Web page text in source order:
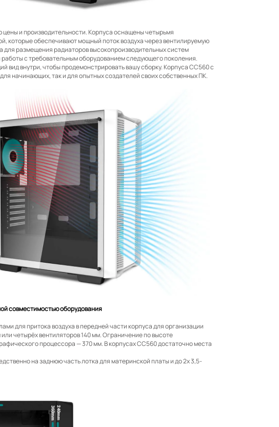
и производительности. Корпуса оснащены четырьмя
которые обеспечивают мощный поток воздуха через вентилируемую
размещения радиаторов высокопроизводительных систем
с требовательным оборудованием следующего поколения.
вид внутри, чтобы продемонстрировать вашу сборку. Корпуса CC560 с
начинающих, так и для опытных создателей своих собственных ПК.
совместимостью оборудования
для притока воздуха в передней части корпуса для организации
четырёх вентиляторов 140 мм. Ограничение по высоте
процессора — 370 мм. В корпусах CC560 достаточно места
на заднюю часть лотка для материнской платы и до 2x 3,5-